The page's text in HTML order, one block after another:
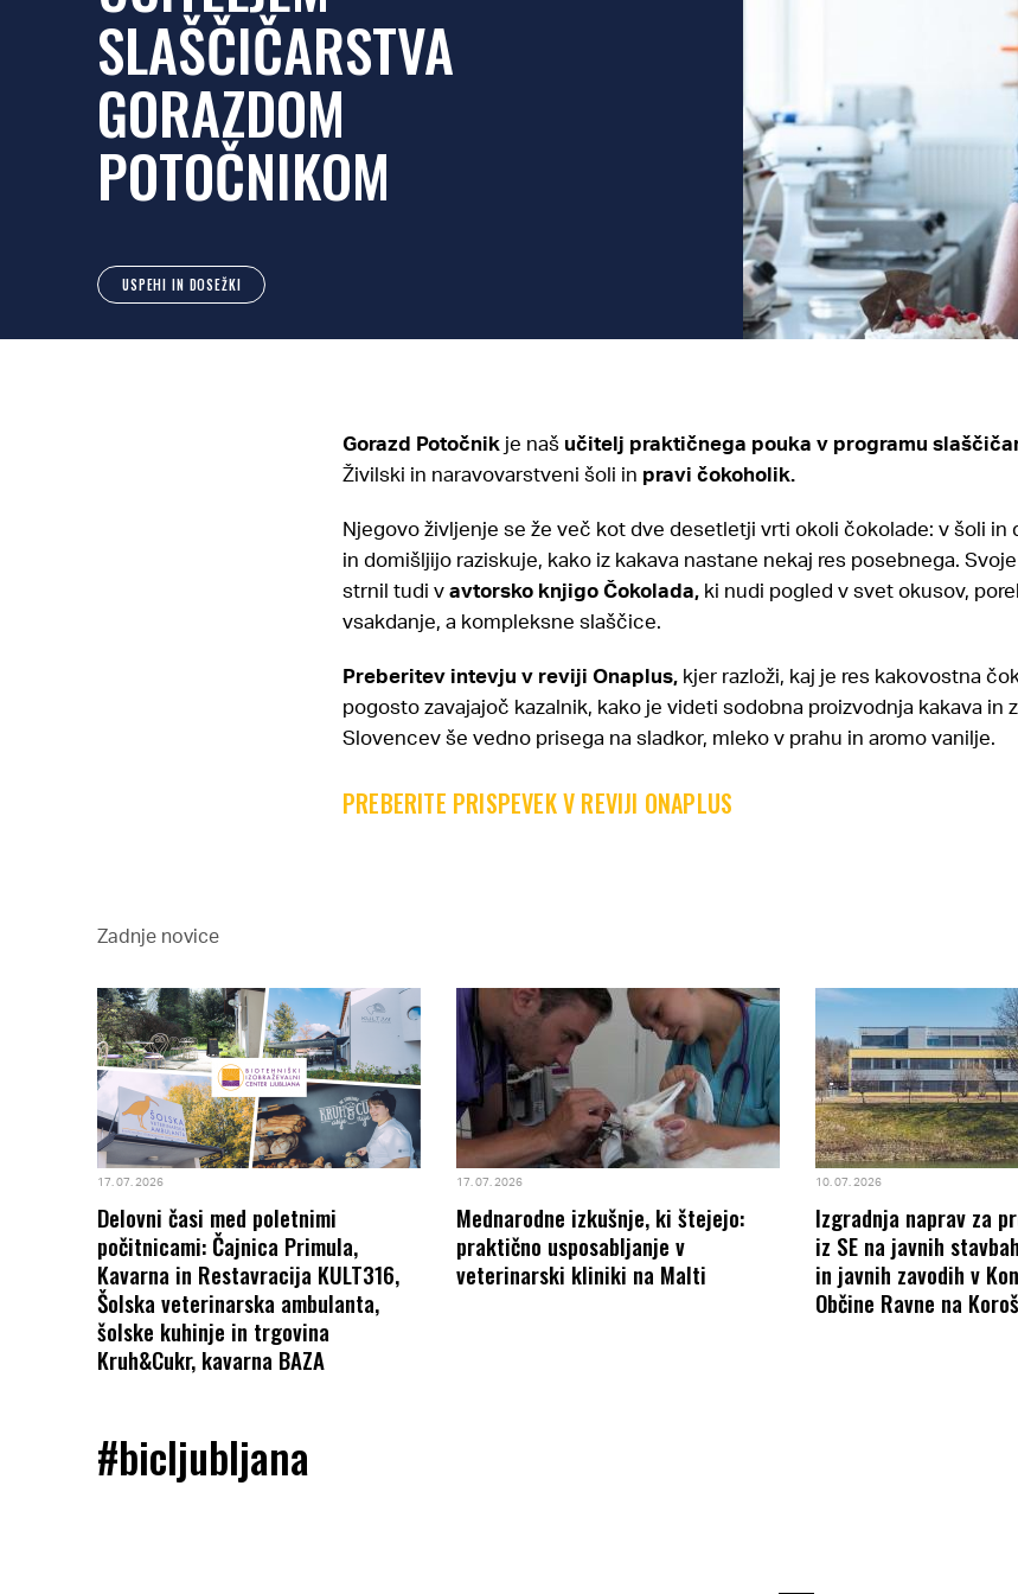
SLAŠČIČARSTVA
GORAZDOM
POTOČNIKOM
USPEHI IN DOSEŽKI
Gorazd Potočnik je naš učitelj praktičnega pouka v programu
Živilski in naravovarstveni šoli in pravi čokoholik.
Njegovo življenje se že več kot dve desetletji vrti okoli čokolade: v šoli in
in domišljijo raziskuje, kako iz kakava nastane nekaj res posebnega.
strnil tudi vavtorsko knjigo Čokolada, ki nudi pogled v svet okusov,
vsakdanje, a kompleksne slaščice.
Preberitev intevju v reviji Onaplus, kjer razloži, kaj je res kakovostna
pogosto zavajajoč kazalnik, kako je videti sodobna proizvodnja kakava in
Slovencev še vedno prisega na sladkor, mleko v prahu in aromo vanilje.
PREBERITE PRISPEVEK V REVIJI ONAPLUS
Zadnje novice
17. 07. 2026
Delovni časi med poletnimi
počitnicami: Čajnica Primula,
Kavarna in Restavracija KULT316,
Šolska veterinarska ambulanta,
šolske kuhinje in trgovina
Kruh&Cukr, kavarna BAZA
17. 07. 2026
Mednarodne izkušnje, ki štejejo:
praktično usposabljanje v
veterinarski kliniki na Malti
10. 07. 2026
Izgradnja naprav za
iz SE na javnih
in javnih zavodih v
Občine Ravne na
#bicljubljana